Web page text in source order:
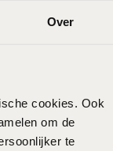
Over
cookies. Ook
om de
te